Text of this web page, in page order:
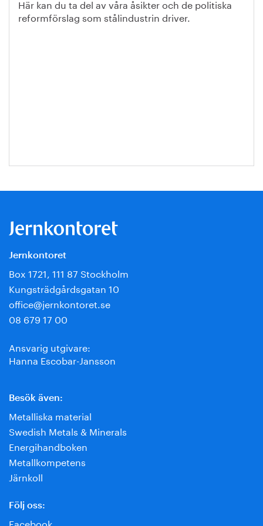
Här kan du ta del av våra åsikter och de politiska
reformförslag som stålindustrin driver.
Jernkontoret
Box 1721, 111 87 Stockholm
Kungsträdgårdsgatan 10
office@jernkontoret.se
08 679 17 00
Ansvarig utgivare:
Hanna Escobar-Jansson
Besök även:
Metalliska material
Swedish Metals & Minerals
Energihandboken
Metallkompetens
Järnkoll
Följ oss:
Facebook